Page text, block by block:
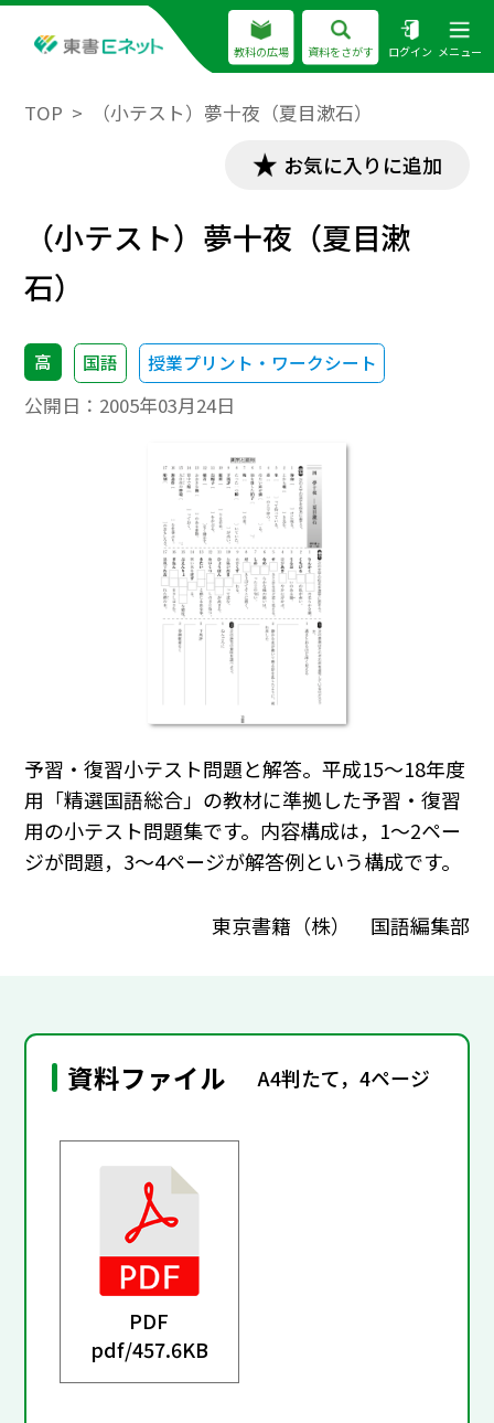
教科の広場 資料をさがす ログイン メニュー
TOP （小テスト）夢十夜（夏目漱石）
お気に入りに追加
（小テスト）夢十夜（夏目漱
石）
高 国語 授業プリント・ワークシート
公開日： 2005年03月24日
予習・復習小テスト問題と解答。平成15～18年度
用「精選国語総合」の教材に準拠した予習・復習
用の小テスト問題集です。内容構成は，1～2ペー
ジが問題，3～4ページが解答例という構成です。
東京書籍（株） 国語編集部
資料ファイル A4判たて，4ページ
PDF
pdf/457.6KB